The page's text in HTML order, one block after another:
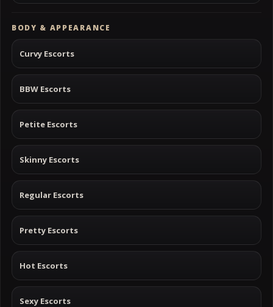
BODY & APPEARANCE
Curvy Escorts
BBW Escorts
Petite Escorts
Skinny Escorts
Regular Escorts
Pretty Escorts
Hot Escorts
Sexy Escorts